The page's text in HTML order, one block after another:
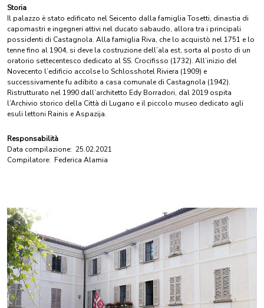
Storia
Il palazzo è stato edificato nel Seicento dalla famiglia Tosetti, dinastia di
capomastri e ingegneri attivi nel ducato sabaudo, allora tra i principali
possidenti di Castagnola. Alla famiglia Riva, che lo acquistò nel 1751 e lo
tenne fino al 1904, si deve la costruzione dell’ala est, sorta al posto di un
oratorio settecentesco dedicato al SS. Crocifisso (1732). All’inizio del
Novecento l’edificio accolse lo Schlosshotel Riviera (1909) e
successivamente fu adibito a casa comunale di Castagnola (1942).
Ristrutturato nel 1990 dall’architetto Edy Borradori, dal 2019 ospita
l’Archivio storico della Città di Lugano e il piccolo museo dedicato agli
esuli lettoni Rainis e Aspazija.
Responsabilità
Data compilazione: 25.02.2021
Compilatore: Federica Alamia